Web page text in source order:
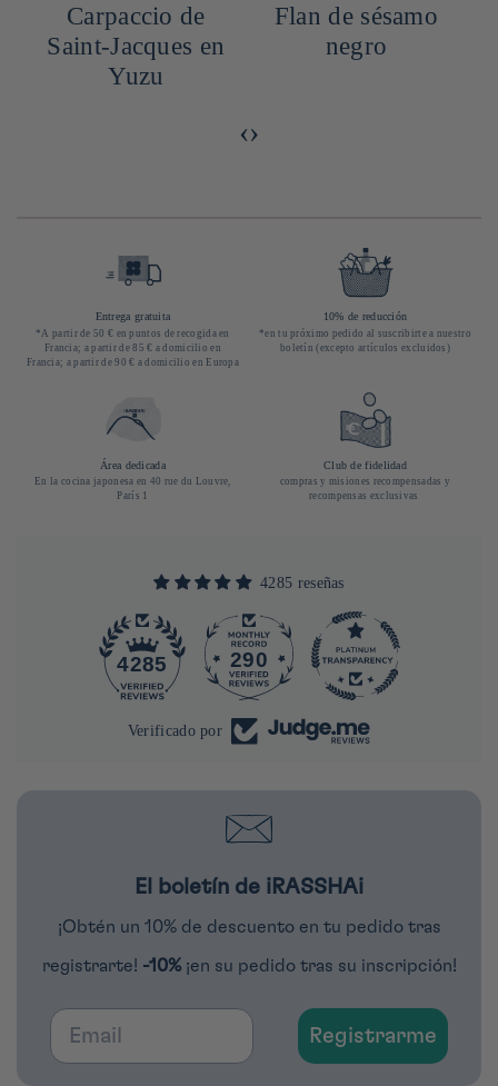
Carpaccio de
Saint-Jacques en
Yuzu
Flan de sésamo
negro
‹›
Entrega gratuita
*A partir de 50 € en puntos de recogida en
Francia; a partir de 85 € a domicilio en
Francia; a partir de 90 € a domicilio en Europa
10% de reducción
*en tu próximo pedido al suscribirte a nuestro
boletín (excepto artículos excluidos)
Área dedicada
En la cocina japonesa en 40 rue du Louvre,
París 1
Club de fidelidad
compras y misiones recompensadas y
recompensas exclusivas
4285 reseñas
4285 290
Verificado por
El boletín de iRASSHAi
¡Obtén un 10% de descuento en tu pedido tras
registrarte! -10% ¡en su pedido tras su inscripción!
Email
Registrarme